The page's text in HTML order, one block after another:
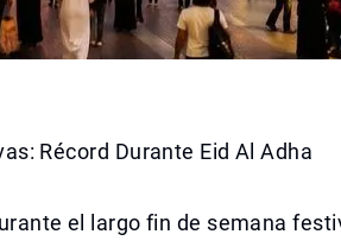
Récord Durante Eid Al Adha
el largo fin de semana